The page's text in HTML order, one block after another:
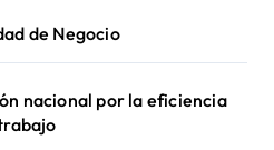
de Negocio
nacional por la eficiencia